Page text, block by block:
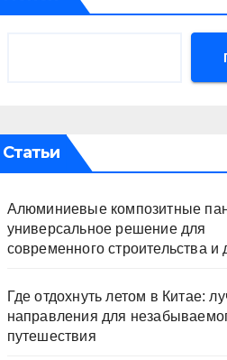
Статьи
Алюминиевые композитные
универсальное решение для
современного строительства и
Где отдохнуть летом в Китае:
направления для
путешествия